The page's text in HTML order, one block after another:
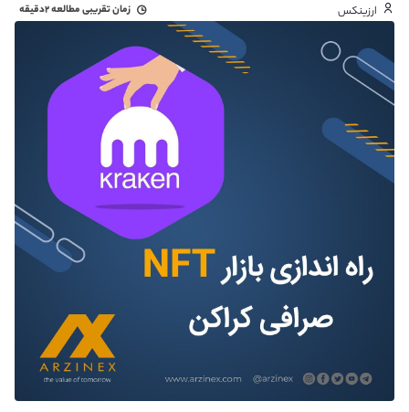
ارزینکس زمان تقریبی مطالعه۲دقیقه